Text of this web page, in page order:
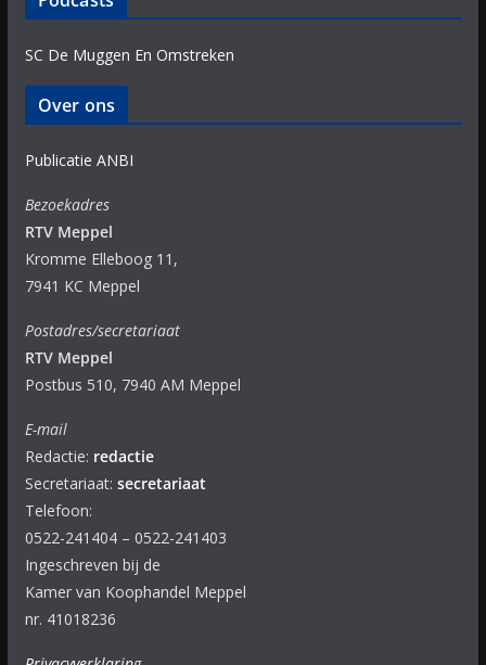
SC De Muggen En Omstreken
Over ons
Publicatie ANBI
Bezoekadres
RTV Meppel
Kromme Elleboog 11,
7941 KC Meppel
Postadres/secretariaat
RTV Meppel
Postbus 510, 7940 AM Meppel
E-mail
Redactie: redactie
Secretariaat: secretariaat
Telefoon:
0522-241404 – 0522-241403
Ingeschreven bij de
Kamer van Koophandel Meppel
nr. 41018236